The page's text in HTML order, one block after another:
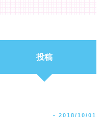
投稿
- 2018/10/01